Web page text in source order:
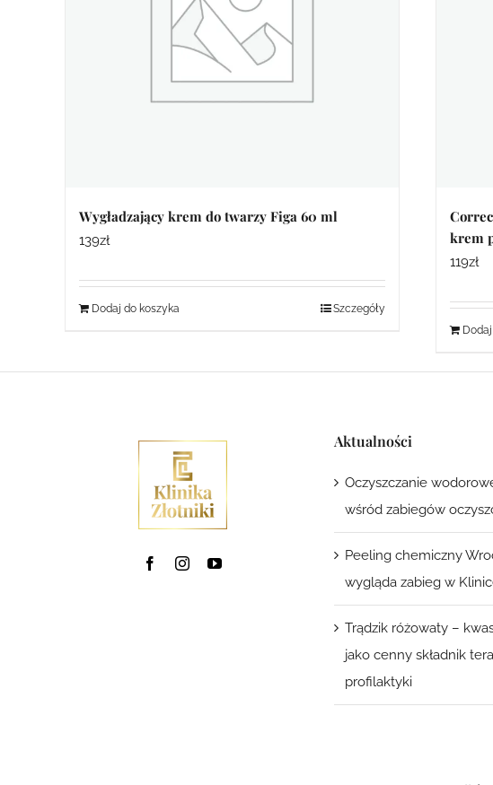
Wygładzający krem do twarzy Figa 60 ml
139zł
Dodaj do koszyka Szczegóły
krem
119zł
Aktualności
Oczyszczanie
wśród zabiegów
Peeling chemiczny
wygląda zabieg w
Trądzik różowaty –
jako cenny składnik
profilaktyki